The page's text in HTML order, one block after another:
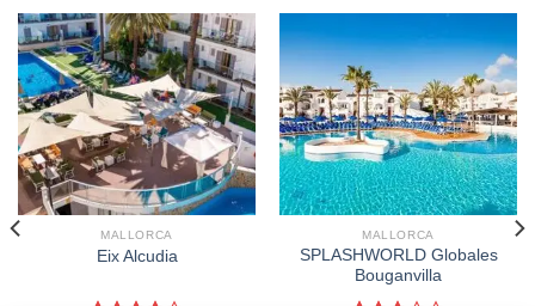
MALLORCA
Eix Alcudia
MALLORCA
SPLASHWORLD Globales
Bouganvilla